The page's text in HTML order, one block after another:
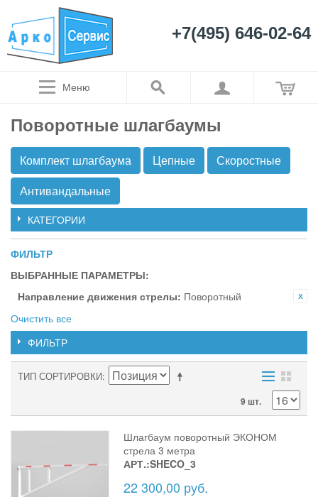
+7(495) 646-02-64
Меню
Поворотные шлагбаумы
Комплект шлагбаума Цепные
Скоростные
Антивандальные
КАТЕГОРИИ
ФИЛЬТР
ВЫБРАННЫЕ ПАРАМЕТРЫ:
Направление движения стрелы: Поворотный
Очистить все
ФИЛЬТР
ТИП СОРТИРОВКИ
9 шт.
Шлагбаум поворотный ЭКОНОМ
стрела 3 метра
АРТ.:SHECO_3
22 300,00 руб.